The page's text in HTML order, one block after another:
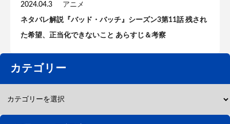
2024.04.3 アニメ
ネタバレ解説『バッド・バッチ』シーズン3第11話 残され
た希望、正当化できないこと あらすじ＆考察
カテゴリー